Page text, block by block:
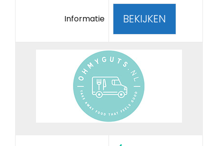
Informatie BEKIJKEN